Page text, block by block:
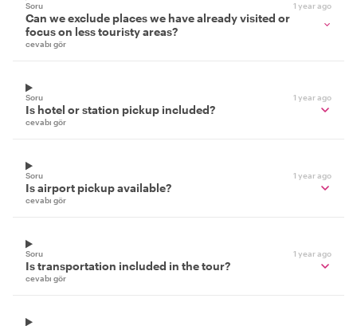
Soru 1 year ago
Can we exclude places we have already visited or
focus on less touristy areas?
cevabı gör
Soru 1 year ago
Is hotel or station pickup included?
cevabı gör
Soru 1 year ago
Is airport pickup available?
cevabı gör
Soru 1 year ago
Is transportation included in the tour?
cevabı gör